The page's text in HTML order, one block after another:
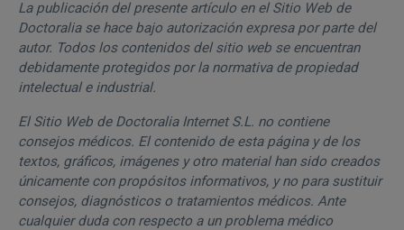
La publicación del presente artículo en el Sitio Web de
Doctoralia se hace bajo autorización expresa por parte del
autor. Todos los contenidos del sitio web se encuentran
debidamente protegidos por la normativa de propiedad
intelectual e industrial.
El Sitio Web de Doctoralia Internet S.L. no contiene
consejos médicos. El contenido de esta página y de los
textos, gráficos, imágenes y otro material han sido creados
únicamente con propósitos informativos, y no para sustituir
consejos, diagnósticos o tratamientos médicos. Ante
cualquier duda con respecto a un problema médico